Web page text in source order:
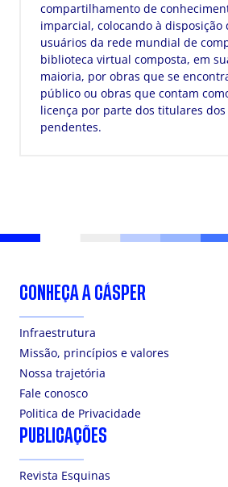
compartilhamento de
imparcial, colocando à disposição
usuários da rede mundial de
biblioteca virtual composta, em
maioria, por obras que se
público ou obras que contam
licença por parte dos titulares
pendentes.
CONHEÇA A CÁSPER
Infraestrutura
Missão, princípios e valores
Nossa trajetória
Fale conosco
Politica de Privacidade
PUBLICAÇÕES
Revista Esquinas